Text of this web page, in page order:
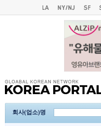
회사(업소)명